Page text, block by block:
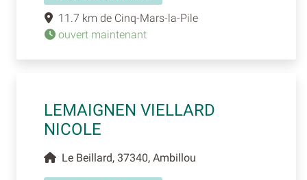
11.7 km de Cinq-Mars-la-Pile
ouvert maintenant
LEMAIGNEN VIELLARD
NICOLE
Le Beillard, 37340, Ambillou